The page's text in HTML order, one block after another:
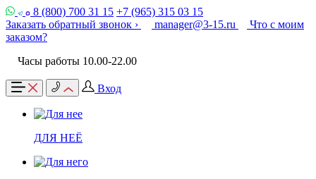
8 (800) 700 31 15 +7 (965) 315 03 15
Заказать обратный звонок ›
manager@3-15.ru
Что с моим
заказом?
Часы работы 10.00-22.00
Вход
ДЛЯ НЕЁ